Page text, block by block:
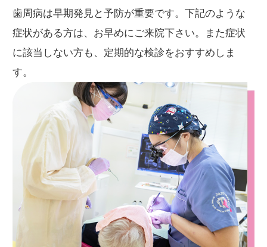
歯周病は早期発見と予防が重要です。下記のような
症状がある方は、お早めにご来院下さい。また症状
に該当しない方も、定期的な検診をおすすめしま
す。